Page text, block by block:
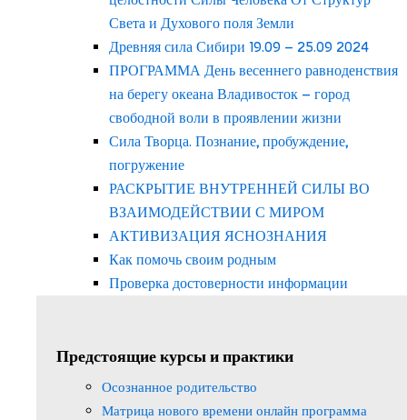
Света и Духового поля Земли
Древняя сила Сибири 19.09 – 25.09 2024
ПРОГРАММА День весеннего равноденствия
на берегу океана Владивосток – город
свободной воли в проявлении жизни
Сила Творца. Познание, пробуждение,
погружение
РАСКРЫТИЕ ВНУТРЕННЕЙ СИЛЫ ВО
ВЗАИМОДЕЙСТВИИ С МИРОМ
АКТИВИЗАЦИЯ ЯСНОЗНАНИЯ
Как помочь своим родным
Проверка достоверности информации
Предстоящие курсы и практики
Осознанное родительство
Матрица нового времени онлайн программа